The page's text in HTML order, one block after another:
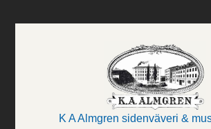
K A Almgren sidenväveri &